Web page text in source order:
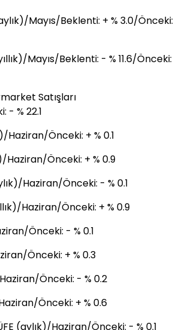
Mayıs/Beklenti: + % 3.0/Önceki:
Mayıs/Beklenti: - % 11.6/Önceki:
Satışları
- % 22.1
Haziran/Önceki: + % 0.1
Haziran/Önceki: + % 0.9
Haziran/Önceki: - % 0.1
Haziran/Önceki: + % 0.9
Önceki: - % 0.1
Önceki: + % 0.3
Önceki: - % 0.2
Önceki: + % 0.6
(aylık)/Haziran/Önceki: - % 0.1